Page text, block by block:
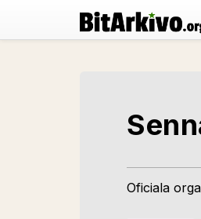
Oficiala